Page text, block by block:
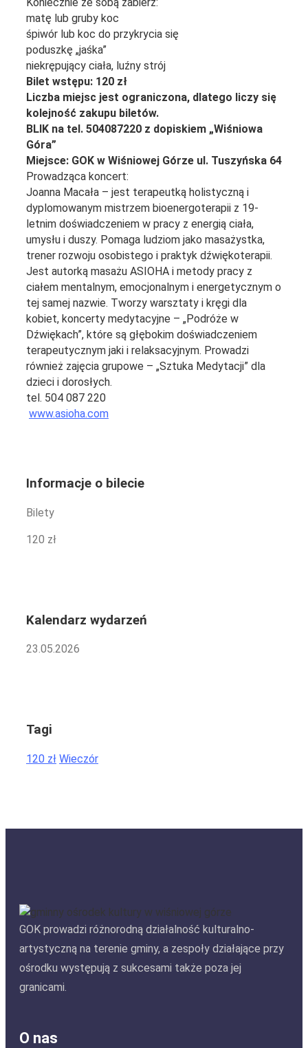
Koniecznie ze sobą zabierz:
matę lub gruby koc
śpiwór lub koc do przykrycia się
poduszkę „jaśka”
niekrępujący ciała, luźny strój
Bilet wstępu: 120 zł
Liczba miejsc jest ograniczona, dlatego liczy się
kolejność zakupu biletów.
BLIK na tel. 504087220 z dopiskiem „Wiśniowa
Góra”
Miejsce: GOK w Wiśniowej Górze ul. Tuszyńska 64
Prowadząca koncert:
Joanna Macała – jest terapeutką holistyczną i
dyplomowanym mistrzem bioenergoterapii z 19-
letnim doświadczeniem w pracy z energią ciała,
umysłu i duszy. Pomaga ludziom jako masażystka,
trener rozwoju osobistego i praktyk dźwiękoterapii.
Jest autorką masażu ASIOHA i metody pracy z
ciałem mentalnym, emocjonalnym i energetycznym o
tej samej nazwie. Tworzy warsztaty i kręgi dla
kobiet, koncerty medytacyjne – „Podróże w
Dźwiękach”, które są głębokim doświadczeniem
terapeutycznym jaki i relaksacyjnym. Prowadzi
również zajęcia grupowe – „Sztuka Medytacji” dla
dzieci i dorosłych.
tel. 504 087 220
www.asioha.com
Informacje o bilecie
Bilety
120 zł
Kalendarz wydarzeń
23.05.2026
Tagi
120 zł Wieczór
GOK prowadzi różnorodną działalność kulturalno-
artystyczną na terenie gminy, a zespoły działające przy
ośrodku występują z sukcesami także poza jej
granicami.
O nas